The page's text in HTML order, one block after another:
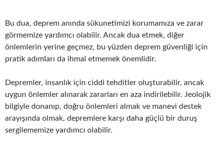
Bu dua, deprem anında sükunetimizi korumamıza ve zarar
görmemize yardımcı olabilir. Ancak dua etmek, diğer
önlemlerin yerine geçmez, bu yüzden deprem güvenliği için
pratik adımları da ihmal etmemek önemlidir.
Depremler, insanlık için ciddi tehditler oluşturabilir, ancak
uygun önlemler alınarak zararları en aza indirilebilir. Jeolojik
bilgiyle donanıp, doğru önlemleri almak ve manevi destek
arayışında olmak, depremlere karşı daha güçlü bir duruş
sergilememize yardımcı olabilir.